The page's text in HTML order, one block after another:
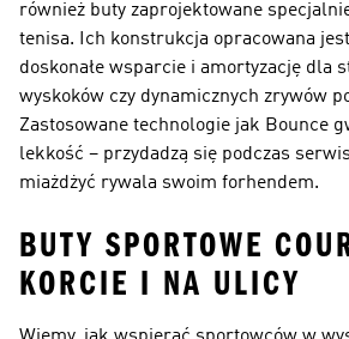
również buty zaprojektowane
tenisa. Ich konstrukcja opracowana
doskonałe wsparcie i amortyzację dla
wyskoków czy dynamicznych zrywów
Zastosowane technologie jak Bounce
lekkość – przydadzą się podczas
miażdżyć rywala swoim forhendem.
BUTY SPORTOWE
KORCIE I NA ULICY